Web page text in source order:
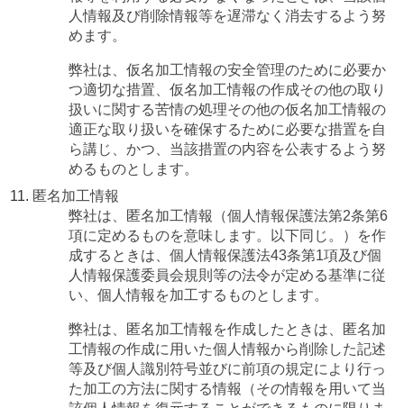
人情報及び削除情報等を遅滞なく消去するよう努
めます。
弊社は、仮名加工情報の安全管理のために必要か
つ適切な措置、仮名加工情報の作成その他の取り
扱いに関する苦情の処理その他の仮名加工情報の
適正な取り扱いを確保するために必要な措置を自
ら講じ、かつ、当該措置の内容を公表するよう努
めるものとします。
匿名加工情報
弊社は、匿名加工情報（個人情報保護法第2条第6
項に定めるものを意味します。以下同じ。）を作
成するときは、個人情報保護法43条第1項及び個
人情報保護委員会規則等の法令が定める基準に従
い、個人情報を加工するものとします。
弊社は、匿名加工情報を作成したときは、匿名加
工情報の作成に用いた個人情報から削除した記述
等及び個人識別符号並びに前項の規定により行っ
た加工の方法に関する情報（その情報を用いて当